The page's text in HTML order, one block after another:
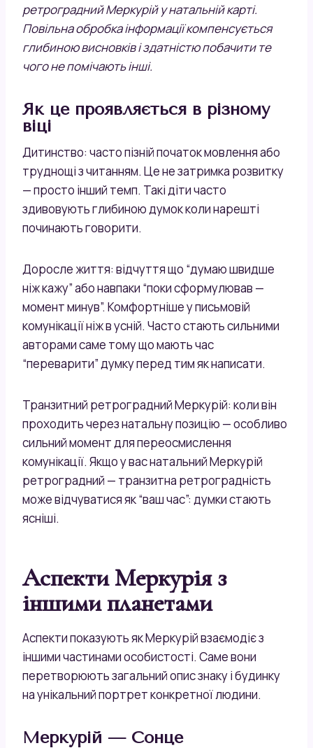
ретроградний Меркурій у натальній карті.
Повільна обробка інформації компенсується
глибиною висновків і здатністю побачити те
чого не помічають інші.
Як це проявляється в різному
віці
Дитинство: часто пізній початок мовлення або
труднощі з читанням. Це не затримка розвитку
— просто інший темп. Такі діти часто
здивовують глибиною думок коли нарешті
починають говорити.
Доросле життя: відчуття що “думаю швидше
ніж кажу” або навпаки “поки сформулював —
момент минув”. Комфортніше у письмовій
комунікації ніж в усній. Часто стають сильними
авторами саме тому що мають час
“переварити” думку перед тим як написати.
Транзитний ретроградний Меркурій: коли він
проходить через натальну позицію — особливо
сильний момент для переосмислення
комунікації. Якщо у вас натальний Меркурій
ретроградний — транзитна ретроградність
може відчуватися як “ваш час”: думки стають
ясніші.
Аспекти Меркурія з
іншими планетами
Аспекти показують як Меркурій взаємодіє з
іншими частинами особистості. Саме вони
перетворюють загальний опис знаку і будинку
на унікальний портрет конкретної людини.
Меркурій — Сонце